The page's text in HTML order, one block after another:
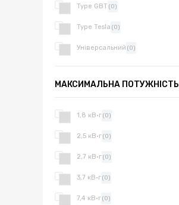
Type GBT (0)
Type Tesla (0)
Універсальний (0)
МАКСИМАЛЬНА ПОТУЖНІСТЬ
1,8 кВ·г(0)
2,5 кВ·г(0)
2,7 кВ·г(0)
3,7 кВ·г(0)
7,4 кВ·г(0)